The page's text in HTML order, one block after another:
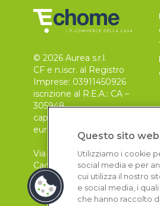
© 2026 Aurea s.r.l.
CF e n.iscr. al Registro
Imprese: 03911450926
iscrizione al R.E.A.: CA –
305948
capitale sociale 30.000
euro, i.v.
Via Pietro Leo n. 6
Cagliari
09129
Questo sito
Utilizziamo i cookie
social media e per
cui utilizza il nostro
e social media, i
che hanno raccolto